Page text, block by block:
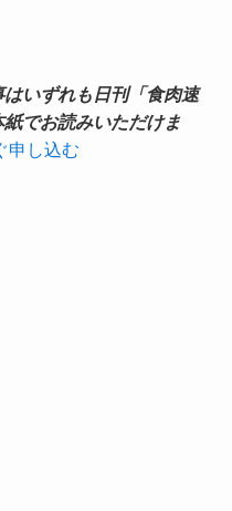
いずれも日刊「食肉速
でお読みいただけま
申し込む